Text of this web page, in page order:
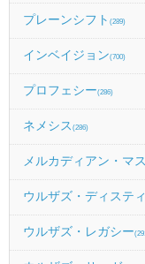
プレーンシフト (289)
インベイジョン(700)
プロフェシー(286)
ネメシス (286)
メルカディアン・マ
ウルザズ・ディステ
ウルザズ・レガシー